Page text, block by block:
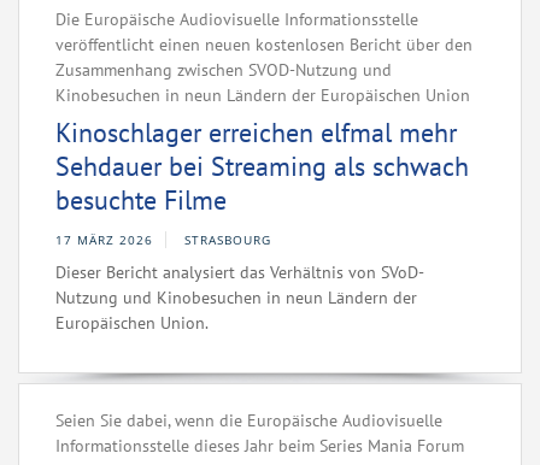
Die Europäische Audiovisuelle Informationsstelle
veröffentlicht einen neuen kostenlosen Bericht über den
Zusammenhang zwischen SVOD-Nutzung und
Kinobesuchen in neun Ländern der Europäischen Union
Kinoschlager erreichen elfmal mehr
Sehdauer bei Streaming als schwach
besuchte Filme
17 MÄRZ 2026 STRASBOURG
Dieser Bericht analysiert das Verhältnis von SVoD-
Nutzung und Kinobesuchen in neun Ländern der
Europäischen Union.
Seien Sie dabei, wenn die Europäische Audiovisuelle
Informationsstelle dieses Jahr beim Series Mania Forum